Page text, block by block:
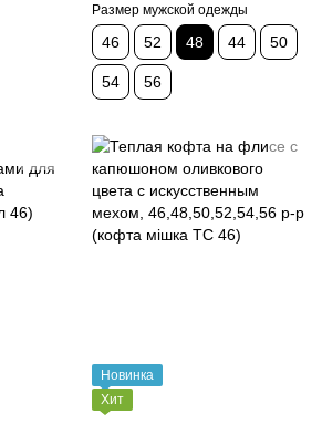
Размер мужской одежды
46 52 48 44 50
54 56
Новинка
Хит